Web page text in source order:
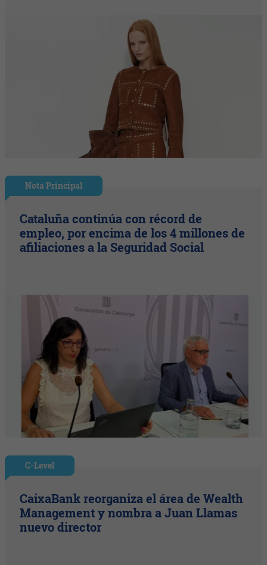
Nota Principal
Cataluña continúa con récord de
empleo, por encima de los 4 millones de
afiliaciones a la Seguridad Social
C-Level
CaixaBank reorganiza el área de Wealth
Management y nombra a Juan Llamas
nuevo director